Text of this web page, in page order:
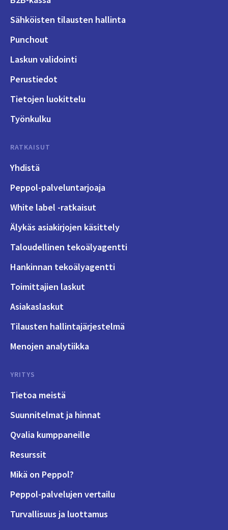
Sähköisten tilausten hallinta
Punchout
Laskun validointi
Perustiedot
Tietojen luokittelu
Työnkulku
RATKAISUT
Yhdistä
Peppol-palveluntarjoaja
White label -ratkaisut
Älykäs asiakirjojen käsittely
Taloudellinen tekoälyagentti
Hankinnan tekoälyagentti
Toimittajien laskut
Asiakaslaskut
Tilausten hallintajärjestelmä
Menojen analytiikka
YRITYS
Tietoa meistä
Suunnitelmat ja hinnat
Qvalia kumppaneille
Resurssit
Mikä on Peppol?
Peppol-palvelujen vertailu
Turvallisuus ja luottamus